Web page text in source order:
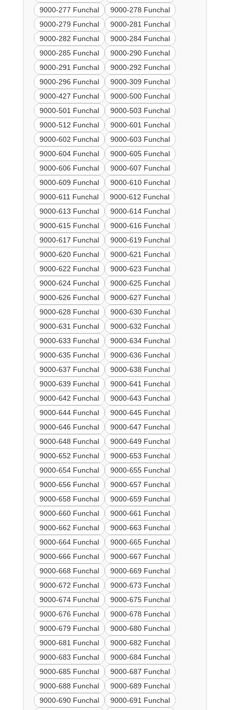
9000-277 Funchal
9000-278 Funchal
9000-279 Funchal
9000-281 Funchal
9000-282 Funchal
9000-284 Funchal
9000-285 Funchal
9000-290 Funchal
9000-291 Funchal
9000-292 Funchal
9000-296 Funchal
9000-309 Funchal
9000-427 Funchal
9000-500 Funchal
9000-501 Funchal
9000-503 Funchal
9000-512 Funchal
9000-601 Funchal
9000-602 Funchal
9000-603 Funchal
9000-604 Funchal
9000-605 Funchal
9000-606 Funchal
9000-607 Funchal
9000-609 Funchal
9000-610 Funchal
9000-611 Funchal
9000-612 Funchal
9000-613 Funchal
9000-614 Funchal
9000-615 Funchal
9000-616 Funchal
9000-617 Funchal
9000-619 Funchal
9000-620 Funchal
9000-621 Funchal
9000-622 Funchal
9000-623 Funchal
9000-624 Funchal
9000-625 Funchal
9000-626 Funchal
9000-627 Funchal
9000-628 Funchal
9000-630 Funchal
9000-631 Funchal
9000-632 Funchal
9000-633 Funchal
9000-634 Funchal
9000-635 Funchal
9000-636 Funchal
9000-637 Funchal
9000-638 Funchal
9000-639 Funchal
9000-641 Funchal
9000-642 Funchal
9000-643 Funchal
9000-644 Funchal
9000-645 Funchal
9000-646 Funchal
9000-647 Funchal
9000-648 Funchal
9000-649 Funchal
9000-652 Funchal
9000-653 Funchal
9000-654 Funchal
9000-655 Funchal
9000-656 Funchal
9000-657 Funchal
9000-658 Funchal
9000-659 Funchal
9000-660 Funchal
9000-661 Funchal
9000-662 Funchal
9000-663 Funchal
9000-664 Funchal
9000-665 Funchal
9000-666 Funchal
9000-667 Funchal
9000-668 Funchal
9000-669 Funchal
9000-672 Funchal
9000-673 Funchal
9000-674 Funchal
9000-675 Funchal
9000-676 Funchal
9000-678 Funchal
9000-679 Funchal
9000-680 Funchal
9000-681 Funchal
9000-682 Funchal
9000-683 Funchal
9000-684 Funchal
9000-685 Funchal
9000-687 Funchal
9000-688 Funchal
9000-689 Funchal
9000-690 Funchal
9000-691 Funchal